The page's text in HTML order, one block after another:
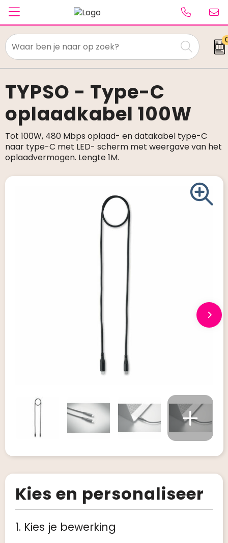
Textiel
Paraplu's
Caps & Beanies
Tassen
Drinkwaren
Schrijfwaren
Elektronica & gadgets
TYPSO - Type-C
oplaadkabel 100W
Tot 100W, 480 Mbps oplaad- en datakabel type-C
naar type-C met LED- scherm met weergave van het
oplaadvermogen. Lengte 1M.
Kies en personaliseer
1. Kies je bewerking